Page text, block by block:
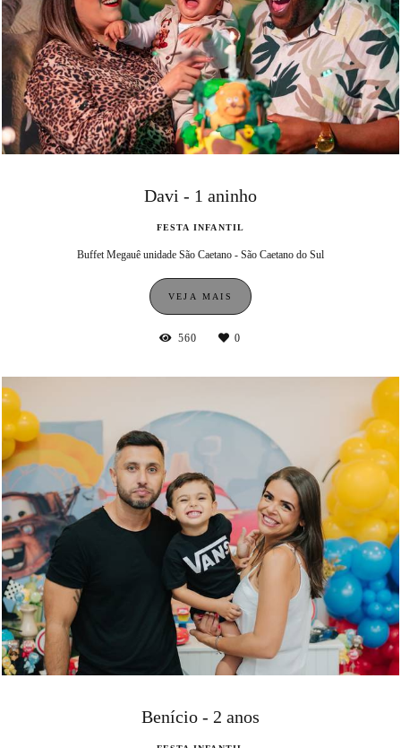
Davi - 1 aninho
FESTA INFANTIL
Buffet Megauê unidade São Caetano - São Caetano do Sul
VEJA MAIS
560 0
Benício - 2 anos